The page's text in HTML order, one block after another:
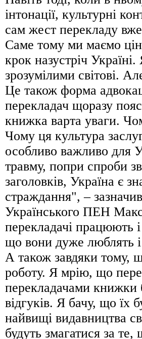
інтонації, культурні
сам жест перекладу
Саме тому ми маємо
крок назустріч
зрозумілими світові.
Це також форма
перекладач щоразу
книжка варта уваги.
Чому ця культура
особливо важливо для
травму, попри спроби
заголовків, Україна є
страждання", –
Українського ПЕН
перекладачі працюють
що вони дуже люблять і
А також завдяки тому,
роботу. Я мрію, що
перекладачами книжки
відгуків. Я бачу, що їх
найвищі видавництва
будуть змагатися за